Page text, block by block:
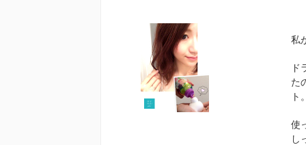
私
ド
た
ト
使
し